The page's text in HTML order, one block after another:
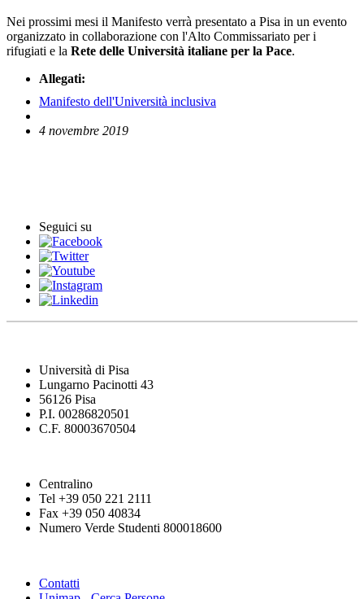
Nei prossimi mesi il Manifesto verrà presentato a Pisa in un evento
organizzato in collaborazione con l'Alto Commissariato per i
rifugiati e la Rete delle Università italiane per la Pace.
Allegati:
Manifesto dell'Università inclusiva
4 novembre 2019
Seguici su
Università di Pisa
Lungarno Pacinotti 43
56126 Pisa
P.I. 00286820501
C.F. 80003670504
Centralino
Tel +39 050 221 2111
Fax +39 050 40834
Numero Verde Studenti 800018600
Contatti